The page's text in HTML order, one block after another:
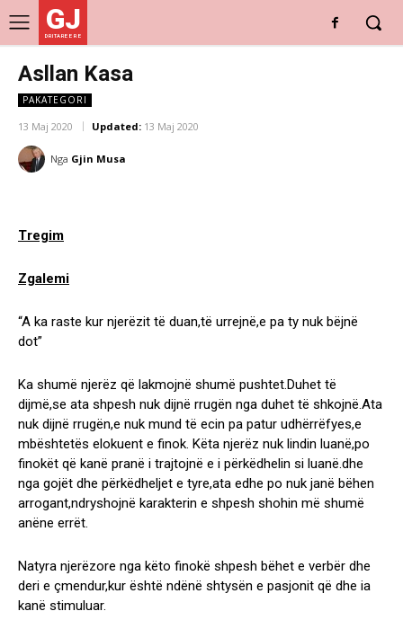
GJ
DRITARE E RE
Asllan Kasa
PAKATEGORI
13 Maj 2020 Updated: 13 Maj 2020
Nga Gjin Musa
Tregim
Zgalemi
“A ka raste kur njerëzit të duan,të urrejnë,e pa ty nuk bëjnë
dot”
Ka shumë njerëz që lakmojnë shumë pushtet.Duhet të
dijmë,se ata shpesh nuk dijnë rrugën nga duhet të shkojnë.Ata
nuk dijnë rrugën,e nuk mund të ecin pa patur udhërrëfyes,e
mbështetës elokuent e finok. Këta njerëz nuk lindin luanë,po
finokët që kanë pranë i trajtojnë e i përkëdhelin si luanë.dhe
nga gojët dhe përkëdheljet e tyre,ata edhe po nuk janë bëhen
arrogant,ndryshojnë karakterin e shpesh shohin më shumë
anëne errët.
Natyra njerëzore nga këto finokë shpesh bëhet e verbër dhe
deri e çmendur,kur është ndënë shtysën e pasjonit që dhe ia
kanë stimuluar.